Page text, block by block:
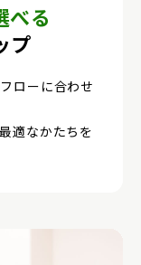
べる
プ
ローに合わせ
適なかたちを